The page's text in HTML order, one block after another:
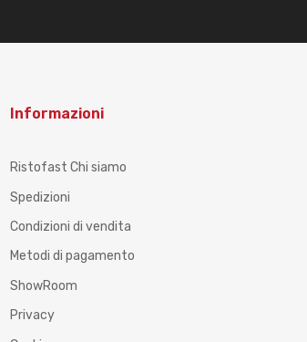
Informazioni
Ristofast Chi siamo
Spedizioni
Condizioni di vendita
Metodi di pagamento
ShowRoom
Privacy